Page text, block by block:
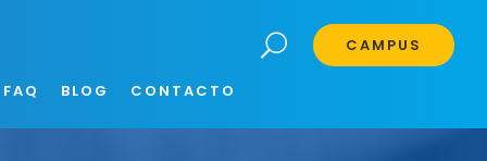
CAMPUS
FAQ BLOG CONTACTO